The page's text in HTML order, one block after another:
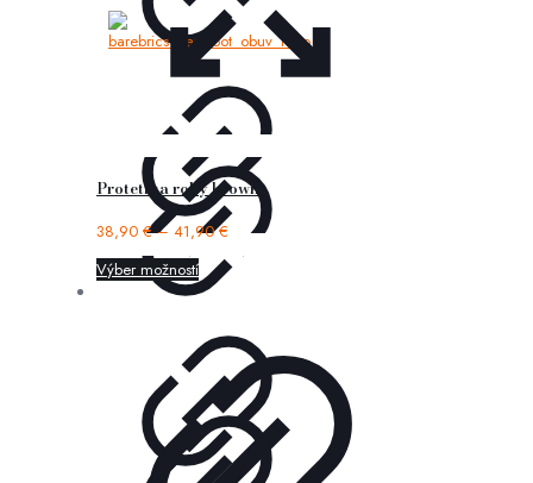
Protetika roby brown
38,90 €– 41,90€
Výber možností